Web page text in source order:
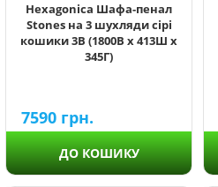
Hexagonica Шафа-пенал
Stones на 3 шухляди сірі
кошики 3В (1800В х 413Ш х
345Г)
7590 грн.
ДО КОШИКУ